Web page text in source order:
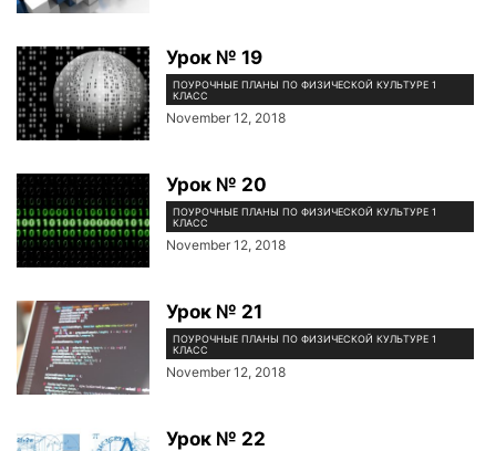
Урок № 19
ПОУРОЧНЫЕ ПЛАНЫ ПО ФИЗИЧЕСКОЙ КУЛЬТУРЕ 1
КЛАСС
November 12, 2018
Урок № 20
ПОУРОЧНЫЕ ПЛАНЫ ПО ФИЗИЧЕСКОЙ КУЛЬТУРЕ 1
КЛАСС
November 12, 2018
Урок № 21
ПОУРОЧНЫЕ ПЛАНЫ ПО ФИЗИЧЕСКОЙ КУЛЬТУРЕ 1
КЛАСС
November 12, 2018
Урок № 22